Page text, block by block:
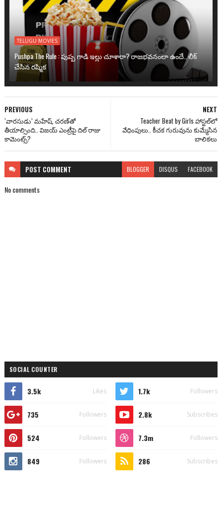
TELUGU MOVIES
Pushpa The Rule : పుష్ప గాడి ఇల్లు చూశారా? రాజభవనంలా ఉందే.. లీక్
చేసిన రష్మిక
NEXT
Teacher Beat by Girls హాస్టల్‌లో
వేధింపులు.. కీచక గురువును కుమ్మేసిన
బాలికలు
PREVIOUS
‘వారసుడు’ మహేష్, చరణ్‌తో
తీయాల్సింది.. విజయ్‌ ఎంట్రీపై దిల్ రాజు
కామెంట్స్?
POST COMMENT BLOGGER DISQUS FACEBOOK
No comments
SOCIAL COUNTER
3.5k Likes 1.7k Followers
735 Followers 2.8k Subscribes
524 Followers 7.3m Followers
849 Followers 286 Subscribes